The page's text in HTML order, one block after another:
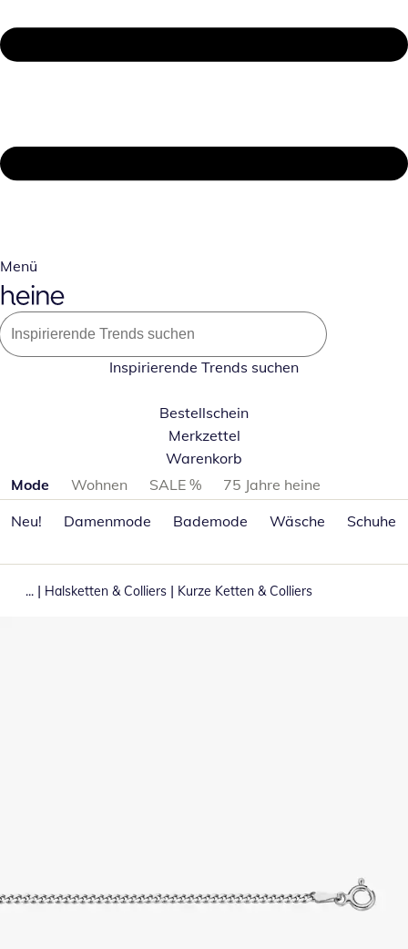
Menü
Inspirierende Trends suchen
Bestellschein
Merkzettel
Warenkorb
Produktkategorien überspringen
Mode Wohnen SALE %
75 Jahre heine
Neu!
Damenmode Bademode Wäsche Schuhe
... | Halsketten & Colliers | Kurze Ketten & Colliers